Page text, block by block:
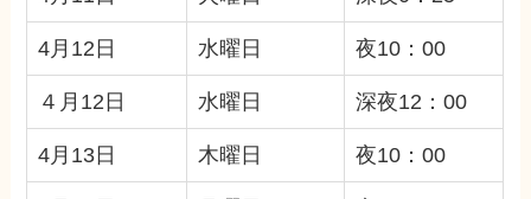
4月12日 水曜日 夜10：00
４月12日 水曜日 深夜12：00
4月13日 木曜日 夜10：00